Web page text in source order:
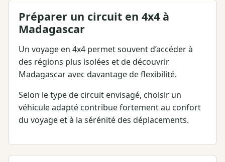
Préparer un circuit en 4x4 à
Madagascar
Un voyage en 4x4 permet souvent d’accéder à
des régions plus isolées et de découvrir
Madagascar avec davantage de flexibilité.
Selon le type de circuit envisagé, choisir un
véhicule adapté contribue fortement au confort
du voyage et à la sérénité des déplacements.